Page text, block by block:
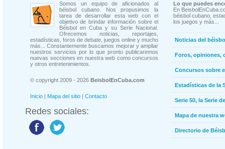
Somos un equipo de aficionados al
béisbol cubano. Nos propusimos la
tarea de desarrollar esta web con el
objetivo de brindar información sobre el
Béisbol en Cuba y su Serie Nacional.
Ofrecemos noticias, reportajes,
estadísticas, foros de debate, juegos online y mucho
más... Constantemente buscamos mejorar y ampliar
nuestros servicios por lo que pronto publicaremos
nuevas secciones en nuestra web como concursos
y otros entretenimientos.
© copyright 2009 - 2026 BeisbolEnCuba.com
Inicio | Mapa del sitio | Contacto
Redes sociales:
Lo que puedes
En
béisbol cubano,
los juegos y más...
Noticias del
Foros, opiniones,
Concursos sobre
Estadísticas de la
Serie 50, la Serie
Mapa de nuestra
Directorio de